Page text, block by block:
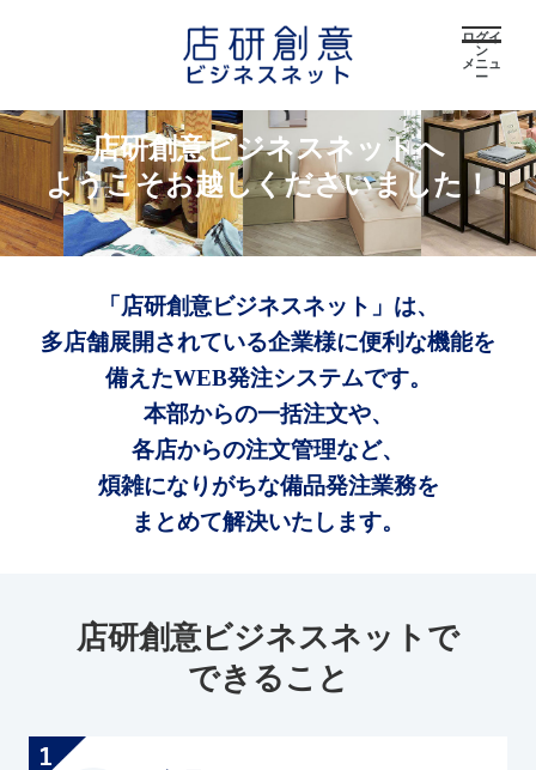
ログイ
ン
メニュ
ー
店研創意ビジネスネットへ
ようこそお越しくださいました！
「店研創意ビジネスネット」は、
多店舗展開されている企業様に便利な機能を
備えたWEB発注システムです。
本部からの一括注文や、
各店からの注文管理など、
煩雑になりがちな備品発注業務を
まとめて解決いたします。
店研創意ビジネスネットで
できること